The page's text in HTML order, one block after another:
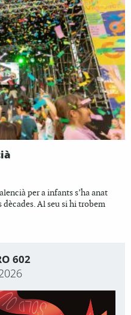
per a infants s’ha anat
Al seu si hi trobem
602